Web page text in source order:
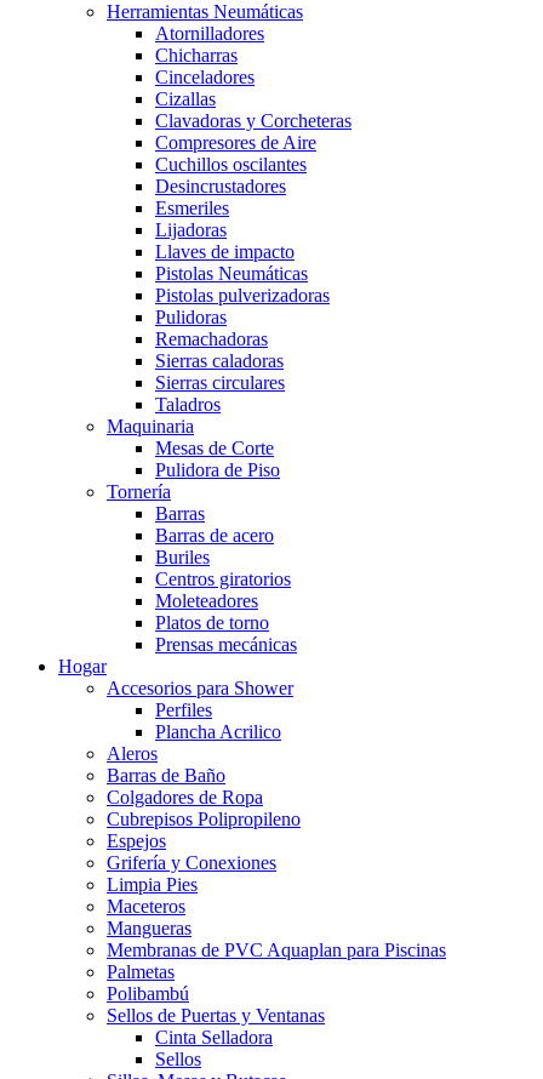
Herramientas Neumáticas
Atornilladores
Chicharras
Cinceladores
Cizallas
Clavadoras y Corcheteras
Compresores de Aire
Cuchillos oscilantes
Desincrustadores
Esmeriles
Lijadoras
Llaves de impacto
Pistolas Neumáticas
Pistolas pulverizadoras
Pulidoras
Remachadoras
Sierras caladoras
Sierras circulares
Taladros
Maquinaria
Mesas de Corte
Pulidora de Piso
Tornería
Barras
Barras de acero
Buriles
Centros giratorios
Moleteadores
Platos de torno
Prensas mecánicas
Hogar
Accesorios para Shower
Perfiles
Plancha Acrilico
Aleros
Barras de Baño
Colgadores de Ropa
Cubrepisos Polipropileno
Espejos
Grifería y Conexiones
Limpia Pies
Maceteros
Mangueras
Membranas de PVC Aquaplan para Piscinas
Palmetas
Polibambú
Sellos de Puertas y Ventanas
Cinta Selladora
Sellos